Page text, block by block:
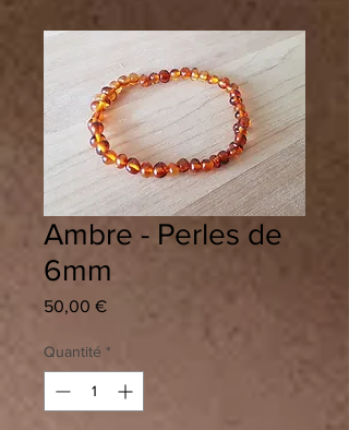
Ambre - Perles de
6mm
50,00 €Prix
Quantité *